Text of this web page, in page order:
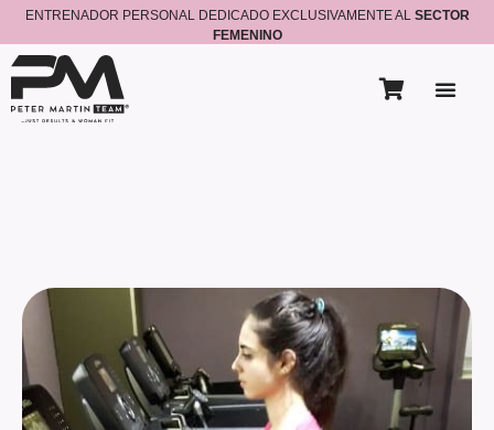
ENTRENADOR PERSONAL DEDICADO EXCLUSIVAMENTE AL SECTOR
FEMENINO